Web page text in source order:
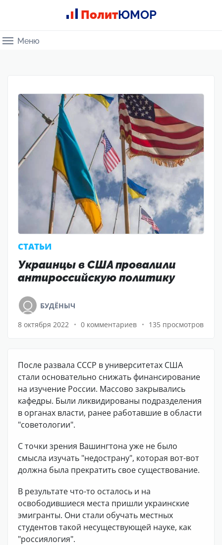
ПолитЮМОР
Меню
CТАТЬИ
Украинцы в США провалили
антироссийскую политику
БУДЁНЫЧ
8 октября 2022
0 комментариев 135 просмотров
После развала СССР в университетах США
стали основательно снижать финансирование
на изучение России. Массово закрывались
кафедры. Были ликвидированы подразделения
в органах власти, ранее работавшие в области
"советологии".
С точки зрения Вашингтона уже не было
смысла изучать "недострану", которая вот-вот
должна была прекратить свое существование.
В результате что-то осталось и на
освободившиеся места пришли украинские
эмигранты. Они стали обучать местных
студентов такой несуществующей науке, как
"россиялогия".